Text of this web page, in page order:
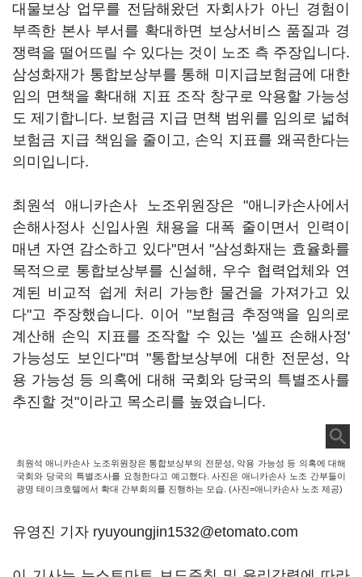
대물보상 업무를 전담해왔던 자회사가 아닌 경험이
부족한 본사 부서를 확대하면 보상서비스 품질과 경
쟁력을 떨어뜨릴 수 있다는 것이 노조 측 주장입니다.
삼성화재가 통합보상부를 통해 미지급보험금에 대한
임의 면책을 확대해 지표 조작 창구로 악용할 가능성
도 제기합니다. 보험금 지급 면책 범위를 임의로 넓혀
보험금 지급 책임을 줄이고, 손익 지표를 왜곡한다는
의미입니다.
최원석 애니카손사 노조위원장은 "애니카손사에서
손해사정사 신입사원 채용을 대폭 줄이면서 인력이
매년 자연 감소하고 있다"면서 "삼성화재는 효율화를
목적으로 통합보상부를 신설해, 우수 협력업체와 연
계된 비교적 쉽게 처리 가능한 물건을 가져가고 있
다"고 주장했습니다. 이어 "보험금 추정액을 임의로
계산해 손익 지표를 조작할 수 있는 '셀프 손해사정'
가능성도 보인다"며 "통합보상부에 대한 전문성, 악
용 가능성 등 의혹에 대해 국회와 당국의 특별조사를
추진할 것"이라고 목소리를 높였습니다.
최원석 애니카손사 노조위원장은 통합보상부의 전문성, 악용 가능성 등 의혹에 대해
국회와 당국의 특별조사를 요청한다고 예고했다. 사진은 애니카손사 노조 간부들이
광명 테이크호텔에서 확대 간부회의를 진행하는 모습. (사진=애니카손사 노조 제공)
유영진 기자 ryuyoungjin1532@etomato.com